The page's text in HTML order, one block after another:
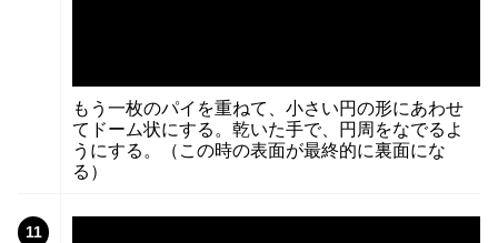
もう一枚のパイを重ねて、小さい円の形にあわせ
てドーム状にする。乾いた手で、円周をなでるよ
うにする。（この時の表面が最終的に裏面にな
る）
11